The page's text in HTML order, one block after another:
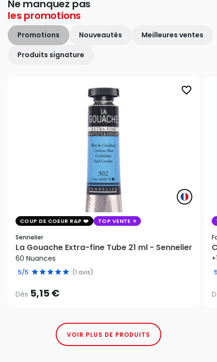
Ne manquez pas
les promotions
Promotions Nouveautés Meilleures ventes
Produits signature
favorite_border
COUP DE COEUR R&P TOP VENTE
Sennelier
La Gouache Extra-fine Tube 21 ml - Sennelier
60 Nuances
5/5 (1 avis)
Dès 5,15 €
VOIR PLUS DE PRODUITS